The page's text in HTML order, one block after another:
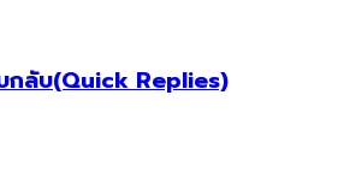
กลับ(Quick Replies)